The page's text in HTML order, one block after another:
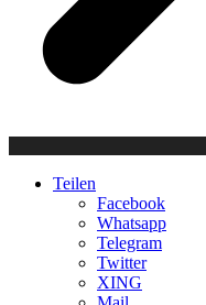
Teilen
Facebook
Whatsapp
Telegram
Twitter
XING